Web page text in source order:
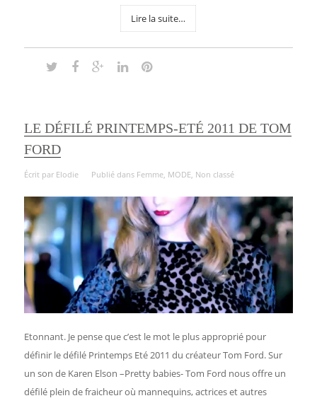
Lire la suite…
LE DÉFILÉ PRINTEMPS-ETÉ 2011 DE TOM
FORD
Écrit par Elodie Publié dans Femme, MODE, Non classé
Etonnant. Je pense que c’est le mot le plus approprié pour
définir le défilé Printemps Eté 2011 du créateur Tom Ford. Sur
un son de Karen Elson –Pretty babies- Tom Ford nous offre un
défilé plein de fraicheur où mannequins, actrices et autres